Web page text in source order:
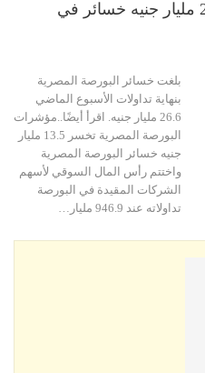
البورصة المصرية تسجل 26.6 مليار جنيه خسائر في
بلغت خسائر البورصة المصرية
بنهاية تداولات الأسبوع الماضي
26.6 مليار جنيه. اقرأ أيضًا..مؤشرات
البورصة المصرية تخسر 13.5 مليار
جنيه خسائر البورصة المصرية
واختتم رأس المال السوقي لأسهم
الشركات المقيدة في البورصة
تداولاته عند 946.9 مليار…